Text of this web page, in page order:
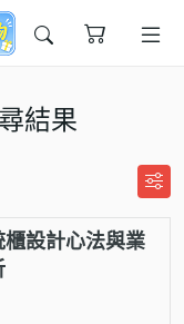
結果
設計心法與業